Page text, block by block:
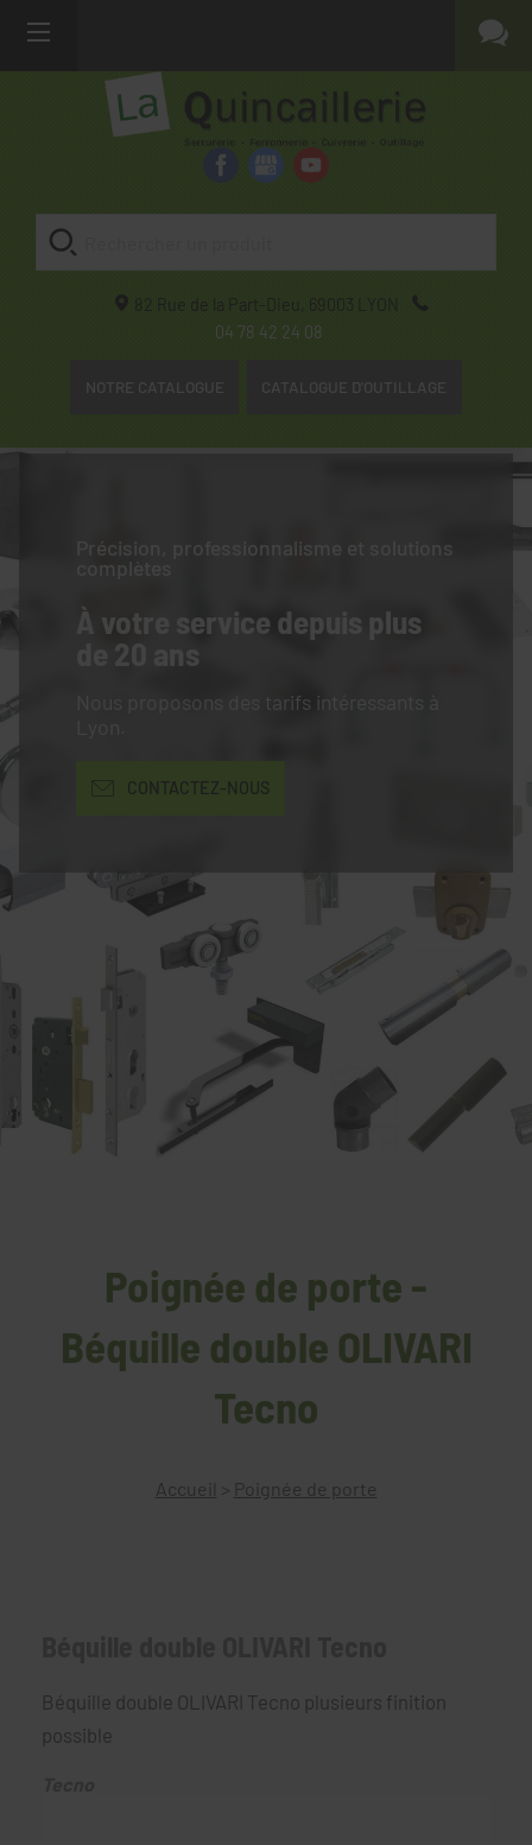
82 Rue de la Part-Dieu, 69003
LYON
04 78 42 24 08
NOTRE CATALOGUE CATALOGUE D'OUTILLAGE
Précision, professionnalisme et solutions
complètes
À votre service depuis plus
de 20 ans
Nous proposons des tarifs intéressants à
CONTACTEZ-NOUS
Poignée de porte -
Béquille double OLIVARI
Tecno
Accueil > Poignée de porte
Béquille double OLIVARI Tecno plusieurs finition
possible